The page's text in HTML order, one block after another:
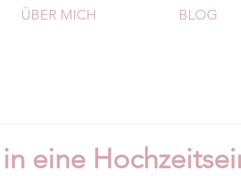
ÜBER MICH BLOG
eine